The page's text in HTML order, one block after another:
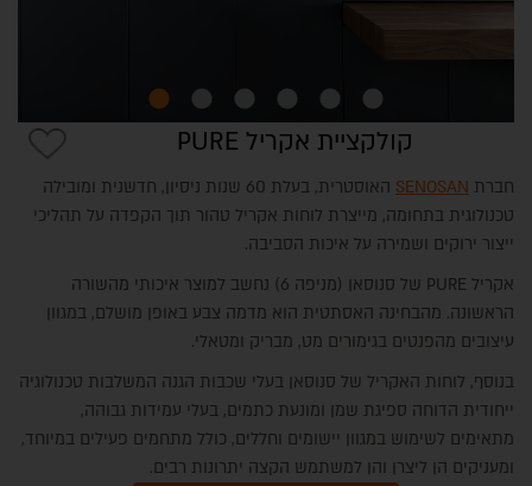
אזור יצרניםקולקציית אקריל PURE
חברת SENOSAN
האוסטרית, בעלת 60 שנות ניסיון, חדשנית ומובילה
טכנולוגית בתחומה, מייצרת לוחות אקריל טהור תוך הקפדה על תהליכי
ייצור ירוקים ושמירה על איכות הסביבה.
אקריל PURE של סנוסאן (מניפה 6) נחשב למוצר איכותי מהשורה
הראשונה. מהבחינה האסתטית הוא מדמה צבע באופן מושלם, במגוון
עיצובים מהפנטים בגימורים מט, מבריק ומטאלי.
בנוסף, לוחות האקריל של סנוסאן בעלי שכבות הגנה המשלבות טכנולוגיה
ייחודית הדוחה ספיגת שמן ומונעת כתמים, בעלי עמידות גבוהה,
מתאימים לשימוש במגוון יישומים וחללים, כולל מתחמים פעילים במיוחד,
ומעניקים הן ליצרן והן למשתמש הקצה יתרונות רבים.